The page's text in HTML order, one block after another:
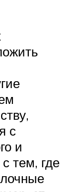
с
и
тем, где